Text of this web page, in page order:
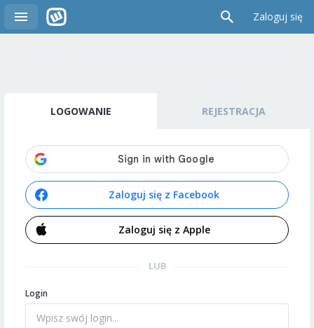
Zaloguj się
LOGOWANIE REJESTRACJA
Zaloguj się z Facebook
Zaloguj się z Apple
LUB
Login